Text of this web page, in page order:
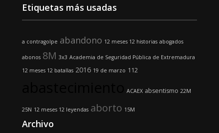
Etiquetas más usadas
a contragolpe abandono 12 meses 12 historias abogados
abonos 8M 3x3 Academia de Seguridad Pública de Extremadura
12 meses 12 batallas 2016 19 de marzo 112
ACAEX absentismo 22M
25N 12 meses 12 leyendas aborto 15M
Archivo